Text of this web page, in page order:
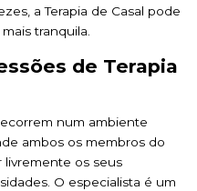
a Terapia de Casal pode
tranquila.
de Terapia
num ambiente
ambos os membros do
livremente os seus
O especialista é um